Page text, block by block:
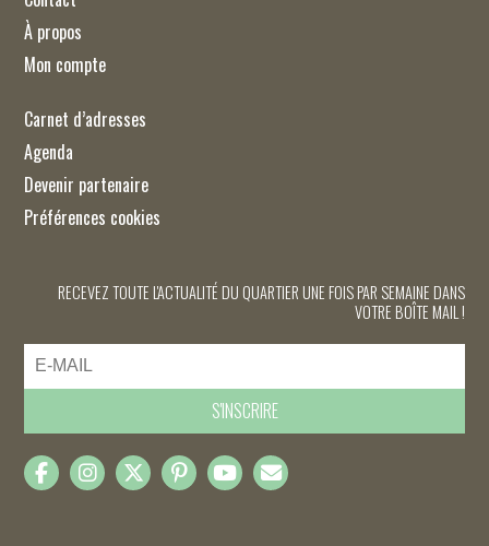
À propos
Mon compte
Carnet d’adresses
Agenda
Devenir partenaire
Préférences cookies
RECEVEZ TOUTE L'ACTUALITÉ DU QUARTIER UNE FOIS PAR SEMAINE DANS
VOTRE BOÎTE MAIL !